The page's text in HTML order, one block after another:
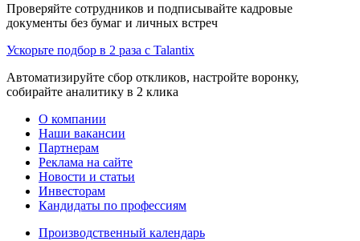
Проверяйте сотрудников и подписывайте кадровые
документы без бумаг и личных встреч
Ускорьте подбор в 2 раза с Talantix
Автоматизируйте сбор откликов, настройте воронку,
собирайте аналитику в 2 клика
О компании
Наши вакансии
Партнерам
Реклама на сайте
Новости и статьи
Инвесторам
Кандидаты по профессиям
Производственный календарь